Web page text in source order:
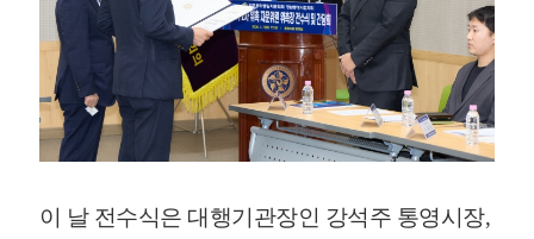
이 날 전수식은 대행기관장인 강석주 통영시장,